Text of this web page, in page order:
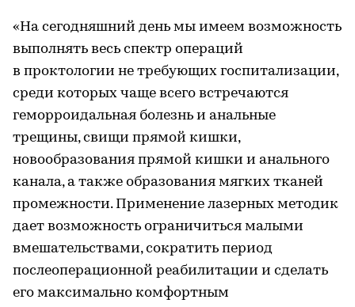
«На сегодняшний день мы имеем возможность
выполнять весь спектр операций
в проктологии не требующих госпитализации,
среди которых чаще всего встречаются
геморроидальная болезнь и анальные
трещины, свищи прямой кишки,
новообразования прямой кишки и анального
канала, а также образования мягких тканей
промежности. Применение лазерных методик
дает возможность ограничиться малыми
вмешательствами, сократить период
послеоперационной реабилитации и сделать
его максимально комфортным